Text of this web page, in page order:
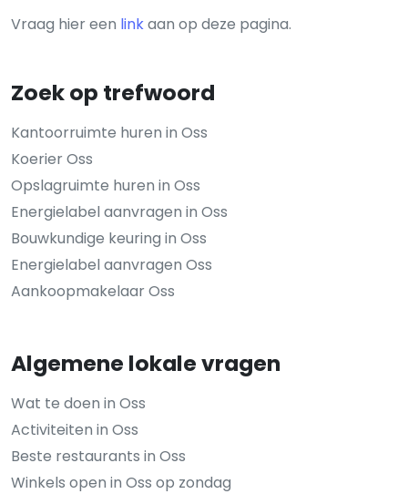
Vraag hier een linkaan op deze pagina.
Zoek op trefwoord
Kantoorruimte huren in Oss
Koerier Oss
Opslagruimte huren in Oss
Energielabel aanvragen in Oss
Bouwkundige keuring in Oss
Energielabel aanvragen Oss
Aankoopmakelaar Oss
Algemene lokale vragen
Wat te doen in Oss
Activiteiten in Oss
Beste restaurants in Oss
Winkels open in Oss op zondag